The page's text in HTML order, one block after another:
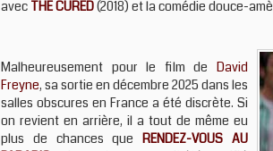
avec THE CURED(2018) et la comédie douce-
Malheureusement pour le film de David
Freyne, sa sortie en décembre 2025 dans les
salles obscures en France a été discrète. Si
on revient en arrière, il a tout de même eu
plus de chances queRENDEZ-VOUS AU